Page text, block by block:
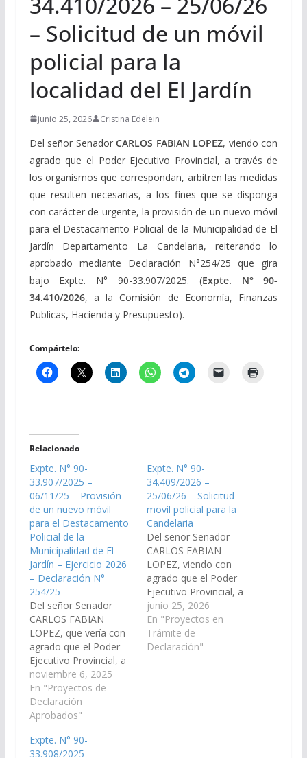
– Solicitud de un móvil
policial para la
localidad del El Jardín
junio 25, 2026 Cristina Edelein
Del señor SenadorCARLOS FABIAN LOPEZ, viendo con
agrado que el Poder Ejecutivo Provincial, a través de
los organismos que correspondan, arbitren las medidas
que resulten necesarias, a los fines que se disponga
con carácter de urgente, la provisión de un nuevo móvil
para el Destacamento Policial de la Municipalidad de El
Jardín Departamento La Candelaria, reiterando lo
aprobado mediante Declaración N°254/25 que gira
bajo Expte. N° 90-33.907/2025. (Expte. N° 90-
34.410/2026, a la Comisión de Economía, Finanzas
Publicas, Hacienda y Presupuesto).
Compártelo:
Relacionado
Expte. N° 90-
33.907/2025 –
06/11/25 – Provisión
de un nuevo móvil
para el Destacamento
Policial de la
Municipalidad de El
Jardín – Ejercicio 2026
– Declaración N°
254/25
Del señor Senador
CARLOS FABIAN
LOPEZ, que vería con
agrado que el Poder
Ejecutivo Provincial, a
través de los
organismos que
correspondan, arbitren
las medidas que
los fines que se
noviembre 6, 2025
En "Proyectos de
Declaración
Aprobados"
Expte. N° 90-
34.409/2026 –
25/06/26 – Solicitud
movil policial para la
Candelaria
Del señor Senador
CARLOS FABIAN
LOPEZ, viendo con
agrado que el Poder
Ejecutivo Provincial, a
través de los
organismos que
correspondan, arbitren
las medidas que
junio 25, 2026
En "Proyectos en
Trámite de
Declaración"
Expte. N° 90-
33.908/2025 –